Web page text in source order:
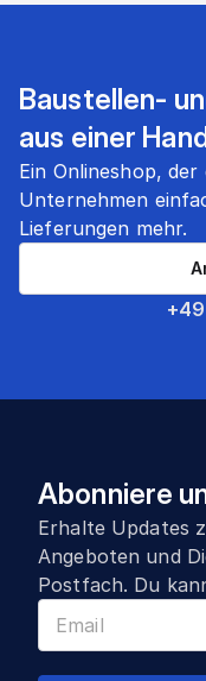
Baustellen-
aus einer
Ein Onlineshop,
Unternehmen
Lieferungen mehr.
Abonniere
Erhalte Updates
Angeboten und
Postfach. Du